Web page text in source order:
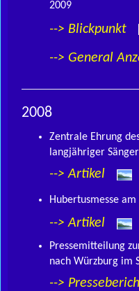
2009
--> Blickpunkt
--> General
2008
Zentrale Ehrung
langjähriger
--> Artikel
Hubertusmesse
--> Artikel
Pressemitteilung
nach Würzburg im
-->